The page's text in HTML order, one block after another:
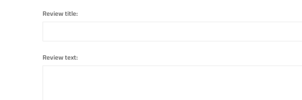
Review title:
Review text: